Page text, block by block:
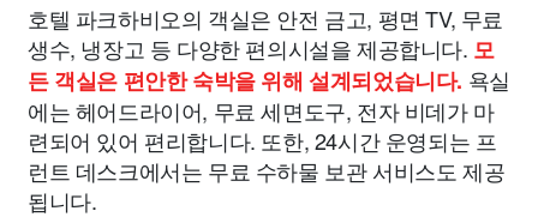
호텔 파크하비오의 객실은 안전 금고, 평면 TV, 무료
생수, 냉장고 등 다양한 편의시설을 제공합니다. 모
든 객실은 편안한 숙박을 위해 설계되었습니다. 욕실
에는 헤어드라이어, 무료 세면도구, 전자 비데가 마
련되어 있어 편리합니다. 또한, 24시간 운영되는 프
런트 데스크에서는 무료 수하물 보관 서비스도 제공
됩니다.